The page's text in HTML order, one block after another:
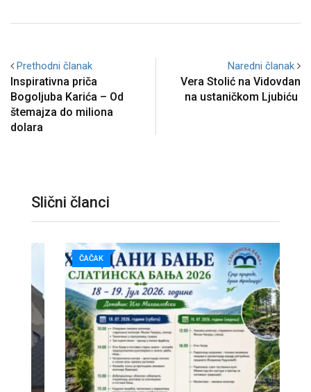
Prethodni članak
Inspirativna priča
Bogoljuba Karića – Od
štemajza do miliona
dolara
Naredni članak
Vera Stolić na Vidovdan
na ustaničkom Ljubiću
Slični članci
ČAČAK